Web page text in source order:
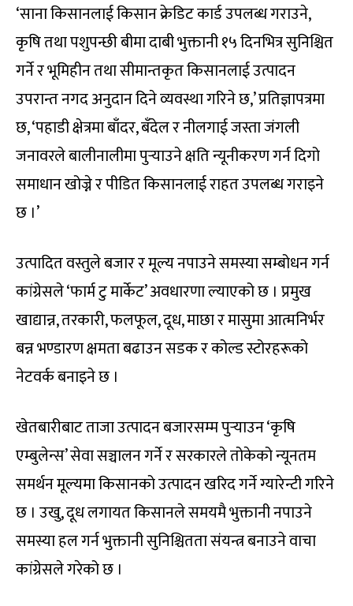
‘साना किसानलाई किसान क्रेडिट कार्ड उपलब्ध गराउने,
कृषि तथा पशुपन्छी बीमा दाबी भुक्तानी १५ दिनभित्र सुनिश्चित
गर्ने र भूमिहीन तथा सीमान्तकृत किसानलाई उत्पादन
उपरान्त नगद अनुदान दिने व्यवस्था गरिने छ,’ प्रतिज्ञापत्रमा
छ, ‘पहाडी क्षेत्रमा बाँदर, बँदेल र नीलगाई जस्ता जंगली
जनावरले बालीनालीमा पुर्‍याउने क्षति न्यूनीकरण गर्न दिगो
समाधान खोज्ने र पीडित किसानलाई राहत उपलब्ध गराइने
छ ।’
उत्पादित वस्तुले बजार र मूल्य नपाउने समस्या सम्बोधन गर्न
कांग्रेसले ‘फार्म टु मार्केट’ अवधारणा ल्याएको छ । प्रमुख
खाद्यान्न, तरकारी, फलफूल, दूध, माछा र मासुमा आत्मनिर्भर
बन्न भण्डारण क्षमता बढाउन सडक र कोल्ड स्टोरहरूको
नेटवर्क बनाइने छ ।
खेतबारीबाट ताजा उत्पादन बजारसम्म पुर्‍याउन ‘कृषि
एम्बुलेन्स’ सेवा सञ्चालन गर्ने र सरकारले तोकेको न्यूनतम
समर्थन मूल्यमा किसानको उत्पादन खरिद गर्ने ग्यारेन्टी गरिने
छ । उखु, दूध लगायत किसानले समयमै भुक्तानी नपाउने
समस्या हल गर्न भुक्तानी सुनिश्चितता संयन्त्र बनाउने वाचा
कांग्रेसले गरेको छ ।